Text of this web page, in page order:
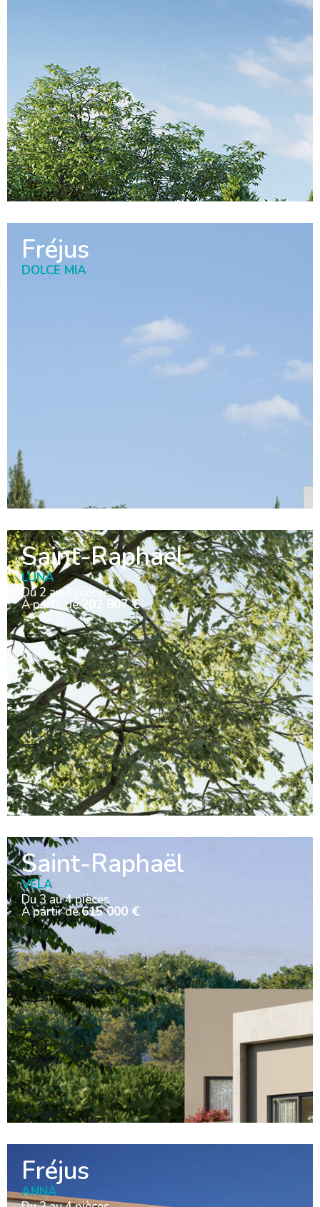
Fréjus
DOLCE MIA
Saint-Raphaël
LUNA
Du 2 au 3 pièces
À partir de202 807 €
Saint-Raphaël
VELA
Du 3 au 4 pièces
À partir de615 000 €
Fréjus
ANNA